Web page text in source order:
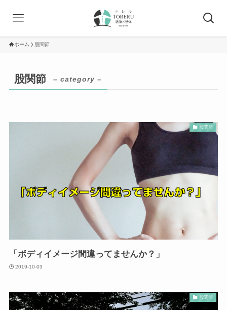
ホーム 股関節
股関節 – category –
股関節
「ボディイメージ間違ってませんか？」
2019-10-03
股関節